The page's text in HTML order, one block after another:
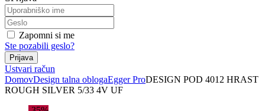
Zapomni si me
Ste pozabili geslo?
Ustvari račun
DomovDesign talna oblogaEgger ProDESIGN POD 4012 HRAST
ROUGH SILVER 5/33 4V UF